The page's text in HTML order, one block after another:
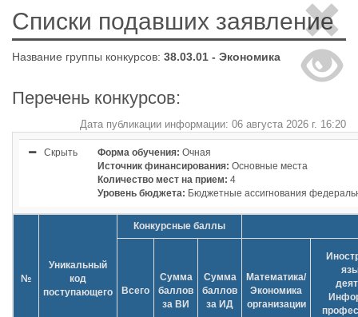
Списки подавших заявление
Название группы конкурсов: 38.03.01 - Экономика
Перечень конкурсов:
Дата публикации информации: 06 августа 2026 г. 16:20
Скрыть Форма обучения: Очная
Источник финансирования: Основные места
Количество мест на прием: 4
Уровень бюджета: Бюджетные ассигнования
№
Уникальный
код
поступающего
Конкурсные баллы
Всего
Сумма
баллов
за ВИ
Сумма
баллов
за ИД
Математика/
Экономика
организации